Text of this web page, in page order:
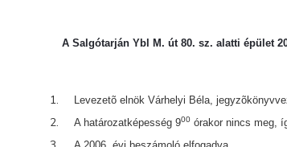
A Salgótarján Ybl M. út 80. sz. alatti épület
Levezetõ elnök Várhelyi Béla,
A határozatképesség 900 órakor nincs meg,